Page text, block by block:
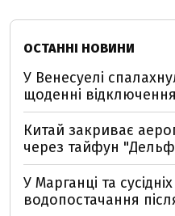
ОСТАННІ НОВИНИ
У Венесуелі
щоденні
Китай закриває
через тайфун
У Марганці та
водопостачання